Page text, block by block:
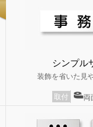
シンプル
装飾を省いた見
取付 両